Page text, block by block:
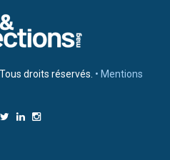
droits réservés. • Mentions